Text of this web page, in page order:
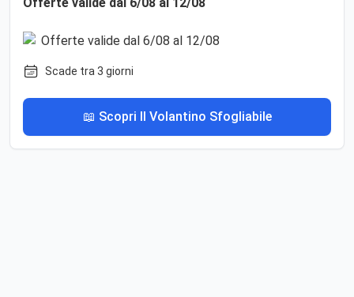
Scade tra 3 giorni
📖 Scopri Il Volantino Sfogliabile